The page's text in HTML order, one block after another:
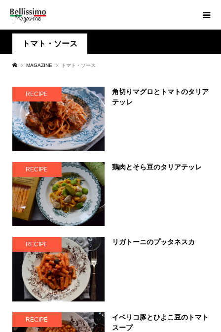
トマト・ソース
MAGAZINE トマト・ソース
RECIPE
角切りマグロとトマトのタリア
テッレ
RECIPE 鶏肉とそら豆のタリアテッレ
RECIPE リガトーニのプッタネスカ
RECIPE
イベリコ豚とひよこ豆のトマト
スープ